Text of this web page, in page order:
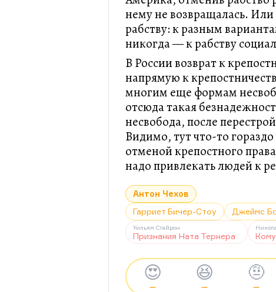
нему не возвращалась.
рабству: к разным
никогда — к рабству
В России возврат к
напрямую к
многим еще формам
отсюда такая
несвобода, после
Видимо, тут что-то
отменой крепостного
надо привлекать людей к
Антон Чехов
Гарриет Бичер-Стоу
Джеймс
Уильям Стайрон
Признания Ната Тернера
😍
—
😆
—
🤨
—